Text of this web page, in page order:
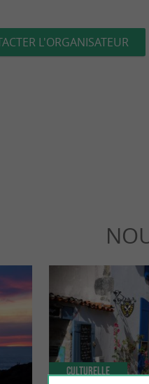
L'ORGANISATEUR
Culturelle